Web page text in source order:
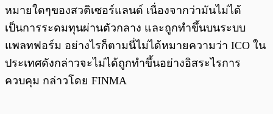
หมายใดๆของสวติเซอร์แลนด์ เนื่องจากว่ามันไม่ได้
เป็นการระดมทุนผ่านตัวกลาง และถูกทำขึ้นบนระบบ
แพลทฟอร์ม อย่างไรก็ตามนี่ไม่ได้หมายความว่า ICO ใน
ประเทศดังกล่าวจะไม่ได้ถูกทำขึ้นอย่างอิสระไรการ
ควบคุม กล่าวโดย FINMA